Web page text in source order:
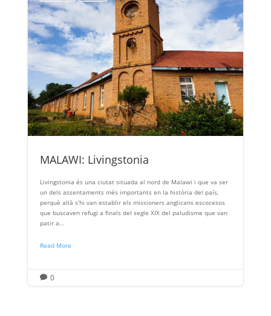
MALAWI: Livingstonia
Livingstonia és una ciutat situada al nord de Malawi i que va ser
un dels assentaments més importants en la història del país,
perquè allà s’hi van establir els missioners anglicans escocesos
que buscaven refugi a finals del segle XIX del paludisme que van
patir a...
Read More
 0